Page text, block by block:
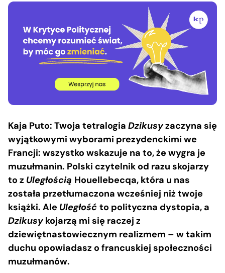
Kaja Puto: Twoja tetralogia Dzikusyzaczyna się
wyjątkowymi wyborami prezydenckimi we
Francji: wszystko wskazuje na to, że wygra je
muzułmanin. Polski czytelnik od razu skojarzy
to z Uległością Houellebecqa, która u nas
została przetłumaczona wcześniej niż twoje
książki. Ale Uległość to polityczna dystopia, a
Dzikusy kojarzą mi się raczej z
dziewiętnastowiecznym realizmem – w takim
duchu opowiadasz o francuskiej społeczności
muzułmanów.